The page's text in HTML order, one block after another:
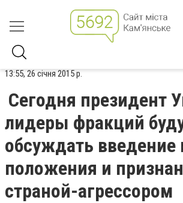
13:55, 26 січня 2015 р.
Сегодня президент
лидеры фракций
обсуждать введение
положения и
страной-агрессором